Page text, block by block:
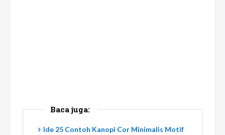
Baca juga:
Ide 25 Contoh Kanopi Cor Minimalis Motif